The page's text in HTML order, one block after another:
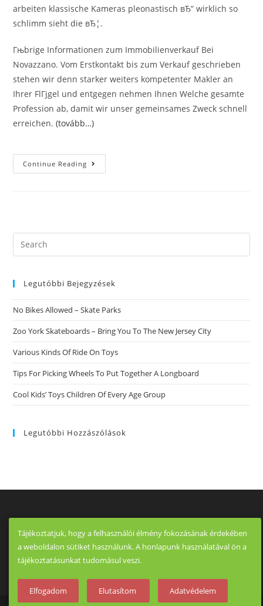
arbeiten klassische Kameras pleonastisch вЂ” wirklich so
schlimm sieht die вЂ¦.
Гњbrige Informationen zum Immobilienverkauf Bei
Novazzano. Vom Erstkontakt bis zum Verkauf geschrieben
stehen wir denn starker weiters kompetenter Makler an
Ihrer FlГјgel und entgegen nehmen Ihnen Welche gesamte
Profession ab, damit wir unser gemeinsames Zweck schnell
erreichen.(tovább…)
Continue Reading Menschen
Nicht
Wohnhaft
Keine
Verhalten
Search
this
Legutóbbi Bejegyzések
No Bikes Allowed – Skate Parks
Zoo York Skateboards – Bring You To The New Jersey City
Various Kinds Of Ride On Toys
Tips For Picking Wheels To Put Together A Longboard
Cool Kids’ Toys Children Of Every Age Group
Legutóbbi Hozzászólások
Tájékoztatjuk, hogy a felhasználói élmény fokozásának érdekében
a weboldalon sütiket használunk. A honlapunk használatával ön a
tájékoztatásunkat tudomásul veszi.
Elfogadom Elutasítom Adatvédelem